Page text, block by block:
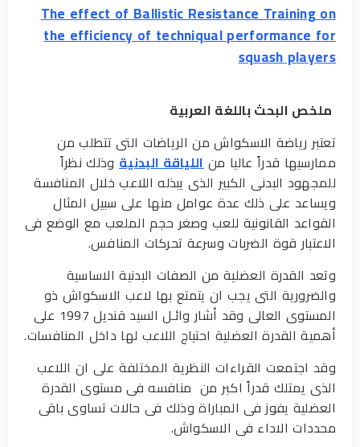
The effect of Ballistic Resistance Training on
the efficiency of techniqual performance for
squash players
ملخص البحث باللغة العربية
تعتبر رياضة الاسكواش من الرياضات التى تتطلب من
ممارسيها قدراً عاليا مناللياقة البدنيةوذلك نظراً
للمجهود البدنى الكبير الذى يبذله اللاعب خلال المنافسة
ويساعد على ذلك عدة عوامل منها على سبيل المثال
القواعد القانونية للعب وصغر حجم الملعب مع الوضع فى
الاعتبار قوة الضربات وسرعة تحركات المنافس.
وتعد القدرة العضلية من الصفات البدنية الاساسية
والضرورية التى يجب ان يتمتع بها لاعب الاسكواش ذو
المستوى العالى وقد أشار وائـل السيد قنديل 1997 على
أهمية القدرة العضلية احتياج اللاعب لها داخل المنافسات.
وقد اجتمعت القراءات النظرية المختلفة على ان اللاعب
الذى يمتلك قدراً اكبر من منافسه فى مستوى القدرة
العضلية يفوز فى المباراة وذلك فى حالات تساوى باقى
محددات الاداء فى الاسكواش.